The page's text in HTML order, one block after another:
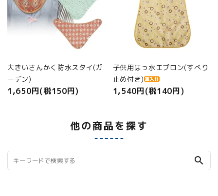
大きいさんかく防水スタイ(ガ
ーデン)
1,650円(税150円)
子供用はっ水エプロン(すべり
止め付き)
1,540円(税140円)
他の商品を探す
search